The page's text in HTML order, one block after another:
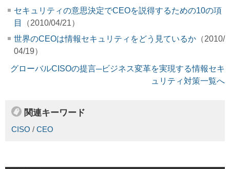
セキュリティの意思決定でCEOを説得するための10の項
目
（2010/04/21）
世界のCEOは情報セキュリティをどう見ているか （2010/
04/19）
グローバルCISOの提言─ビジネス変革を実現する情報セキ
ュリティ対策一覧へ
関連キーワード
CISO / CEO